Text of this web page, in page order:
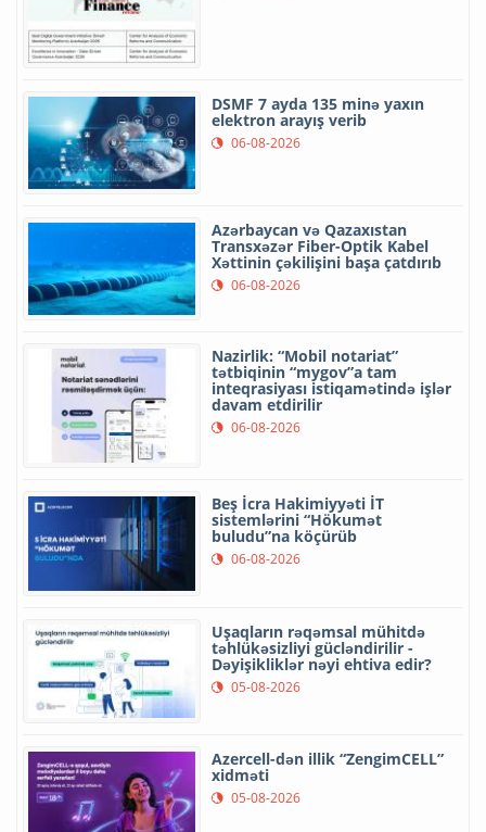
DSMF 7 ayda 135 minə yaxın
elektron arayış verib
06-08-2026
Azərbaycan və Qazaxıstan
Transxəzər Fiber-Optik Kabel
Xəttinin çəkilişini başa çatdırıb
06-08-2026
Nazirlik: “Mobil notariat”
tətbiqinin “mygov”a tam
inteqrasiyası istiqamətində işlər
davam etdirilir
06-08-2026
Beş İcra Hakimiyyəti İT
sistemlərini “Hökumət
buludu”na köçürüb
06-08-2026
Uşaqların rəqəmsal mühitdə
təhlükəsizliyi gücləndirilir -
Dəyişikliklər nəyi ehtiva edir?
05-08-2026
Azercell-dən illik “ZengimCELL”
xidməti
05-08-2026